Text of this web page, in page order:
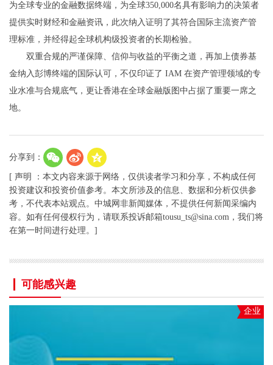
为全球专业的金融数据终端，为全球350,000名具有影响力的决策者
提供实时财经和金融资讯，此次纳入证明了其符合国际主流资产管
理标准，并经得起全球机构级投资者的长期检验。
双重合规的严谨保障、信仰与收益的平衡之道，再加上债券基
金纳入彭博终端的国际认可，不仅印证了 IAM 在资产管理领域的专
业水准与合规底气，更让香港在全球金融版图中占据了重要一席之
地。
分享到：
[ 声明 ：本文内容来源于网络，仅供读者学习和分享，不构成任何
投资建议和投资价值参考。本文所涉及的信息、数据和分析仅供参
考，不代表本站观点。中城网非新闻媒体，不提供任何新闻采编内
容。如有任何侵权行为，请联系投诉邮箱tousu_ts@sina.com，我们将
在第一时间进行处理。]
可能感兴趣
企业